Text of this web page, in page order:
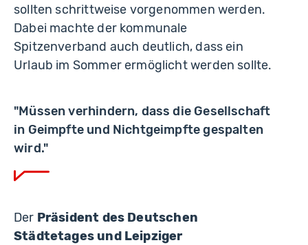
sollten schrittweise vorgenommen werden.
Dabei machte der kommunale
Spitzenverband auch deutlich, dass ein
Urlaub im Sommer ermöglicht werden sollte.
"Müssen verhindern, dass die Gesellschaft
in Geimpfte und Nichtgeimpfte gespalten
wird."
Der Präsident des Deutschen
Städtetages und Leipziger